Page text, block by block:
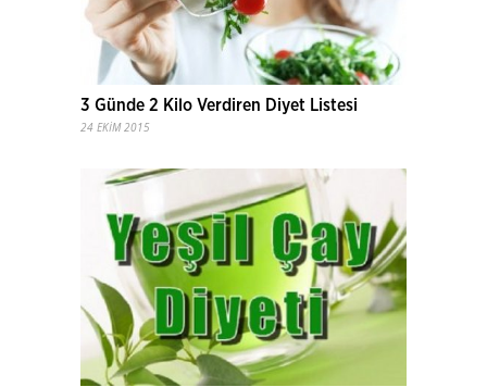
3 Günde 2 Kilo Verdiren Diyet Listesi
24 EKIM 2015